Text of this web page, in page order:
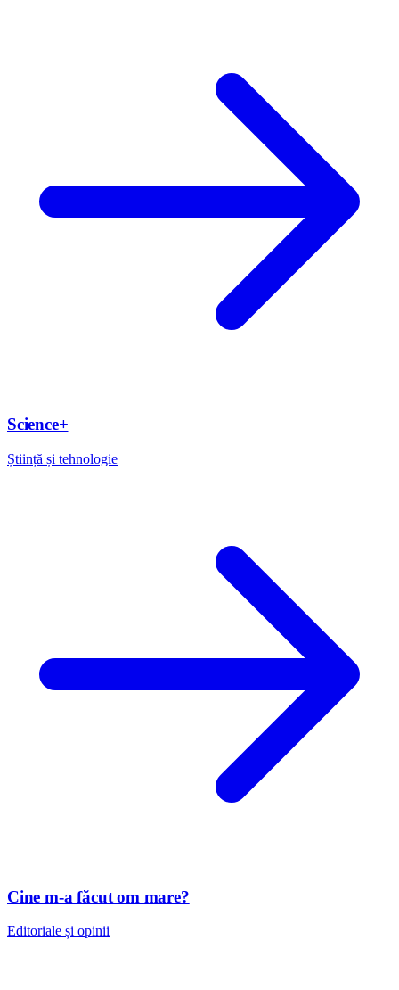
Science+
Știință și tehnologie
Cine m-a făcut om mare?
Editoriale și opinii